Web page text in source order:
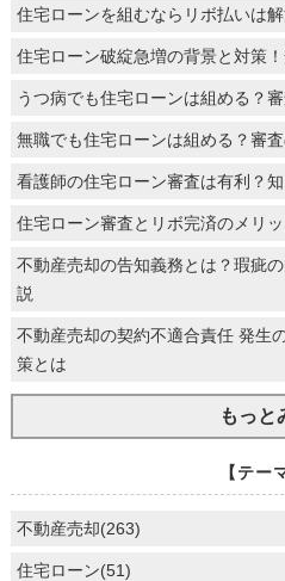
住宅ローンを組むならリボ払いは
住宅ローン破綻急増の背景と対策
うつ病でも住宅ローンは組める？
無職でも住宅ローンは組める？審
看護師の住宅ローン審査は有利？
住宅ローン審査とリボ完済のメリ
不動産売却の告知義務とは？瑕疵
説
不動産売却の契約不適合責任 発生
策とは
もっと
【テー
不動産売却(263)
住宅ローン(51)